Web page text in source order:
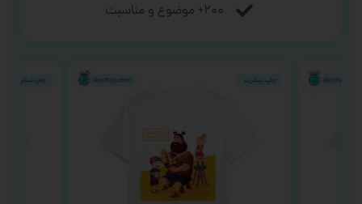
۲۰۰+ موضوع و مناسبت